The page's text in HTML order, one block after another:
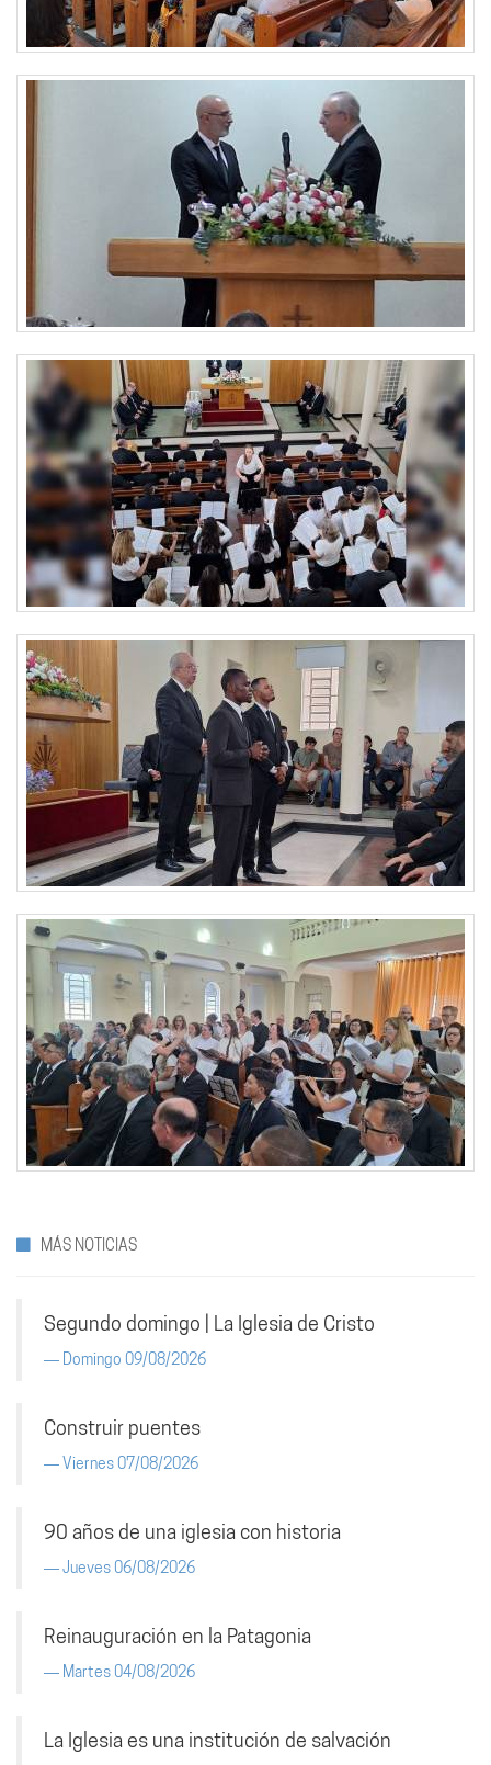
MÁS NOTICIAS
Segundo domingo | La Iglesia de Cristo
Domingo 09/08/2026
Construir puentes
Viernes 07/08/2026
90 años de una iglesia con historia
Jueves 06/08/2026
Reinauguración en la Patagonia
Martes 04/08/2026
La Iglesia es una institución de salvación